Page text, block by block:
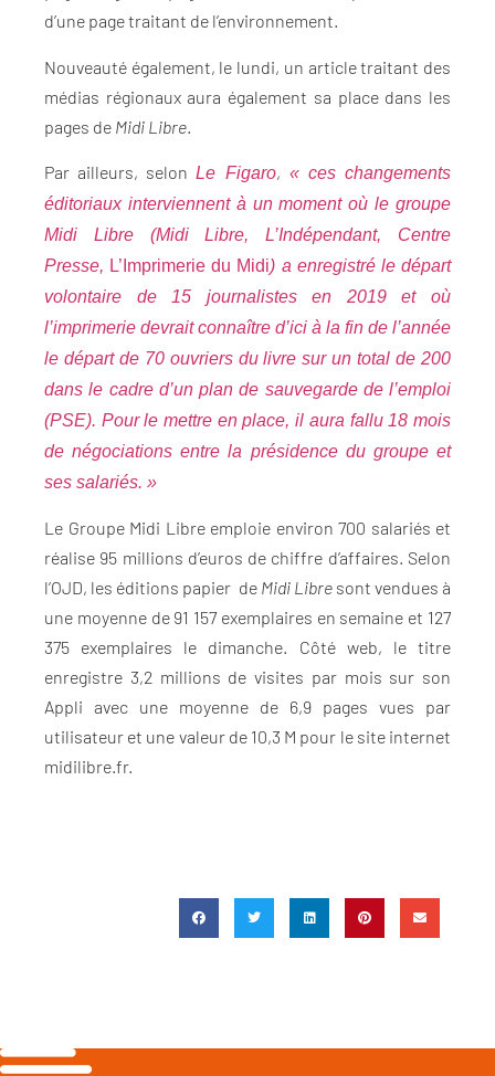
d’une page traitant de l’environnement.
Nouveauté également, le lundi, un article traitant des
médias régionaux aura également sa place dans les
pages de Midi Libre
Par ailleurs, selonLe Figaro, « ces changements
éditoriaux interviennent à un moment où le groupe
Midi Libre (Midi Libre, L’Indépendant, Centre
Presse, L’Imprimerie du Midi) a enregistré le départ
volontaire de 15 journalistes en 2019 et où
l’imprimerie devrait connaître d’ici à la fin de l’année
le départ de 70 ouvriers du livre sur un total de 200
dans le cadre d’un plan de sauvegarde de l’emploi
(PSE). Pour le mettre en place, il aura fallu 18 mois
de négociations entre la présidence du groupe et
ses salariés. »
Le Groupe Midi Libre emploie environ 700 salariés et
réalise 95 millions d’euros de chiffre d’affaires. Selon
l’OJD, les éditions papier de Midi Libresont vendues à
une moyenne de 91 157 exemplaires en semaine et 127
375 exemplaires le dimanche. Côté web, le titre
enregistre 3,2 millions de visites par mois sur son
Appli avec une moyenne de 6,9 pages vues par
utilisateur et une valeur de 10,3 M pour le site internet
midilibre.fr.